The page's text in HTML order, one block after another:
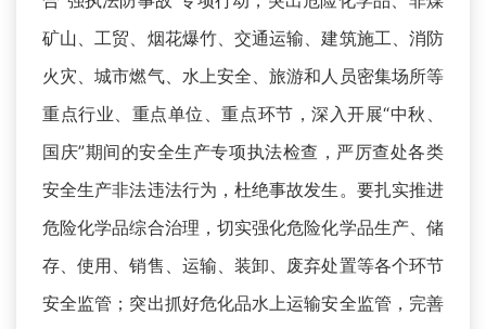
矿山、工贸、烟花爆竹、交通运输、建筑施工、消防
火灾、城市燃气、水上安全、旅游和人员密集场所等
重点行业、重点单位、重点环节，深入开展“中秋、
国庆”期间的安全生产专项执法检查，严厉查处各类
安全生产非法违法行为，杜绝事故发生。要扎实推进
危险化学品综合治理，切实强化危险化学品生产、储
存、使用、销售、运输、装卸、废弃处置等各个环节
安全监管；突出抓好危化品水上运输安全监管，完善